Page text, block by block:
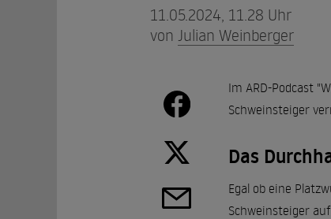
11.05.2024, 11.28 Uhr
von Julian Weinberger
Im ARD-Podcast
Schweinsteiger
Das
Egal ob eine
Schweinsteiger